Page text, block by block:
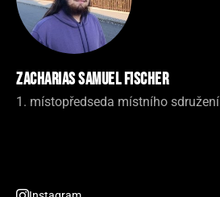
Zacharias Samuel Fischer
1. místopředseda místního sdružení